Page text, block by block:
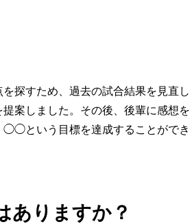
探すため、過去の試合結果を見直し
案しました。その後、後輩に感想を
◯◯という目標を達成することができ
ありますか？